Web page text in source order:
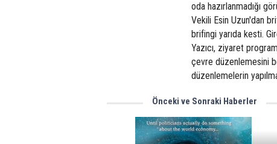
oda hazırlanmadığı
Vekili Esin Uzun'dan
brifingi yarıda kesti.
Yazıcı, ziyaret
çevre düzenlemesini
düzenlemelerin
Önceki ve Sonraki Haberler